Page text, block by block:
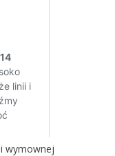
wymownej